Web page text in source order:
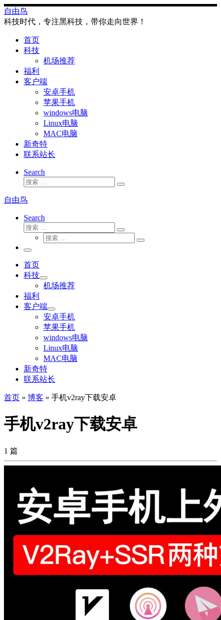
Skip
to
content
自由鸟
科技时代，专注黑科技，带你走向世界！
首页
科技
机场推荐
福利
客户端
安卓手机
苹果手机
windows电脑
Linux电脑
MAC电脑
新奇特
联系站长
Search
搜
搜
自由鸟
Search
搜
搜
索
搜
搜
主
菜
单
首页
科技
机场推荐
福利
客户端
安卓手机
苹果手机
windows电脑
Linux电脑
MAC电脑
新奇特
联系站长
首页 » 博客 » 手机v2ray下载安卓
手机v2ray下载安卓
1 篇